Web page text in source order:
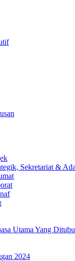
Sekretariat &
Utama Yang
2024